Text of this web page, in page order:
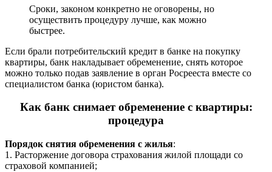
Сроки, законом конкретно не оговорены, но
осуществить процедуру лучше, как можно
быстрее.
Если брали потребительский кредит в банке на покупку
квартиры, банк накладывает обременение, снять которое
можно только подав заявление в орган Росрееста вместе со
специалистом банка (юристом банка).
Как банк снимает обременение с квартиры:
процедура
Порядок снятия обременения с жилья:
1. Расторжение договора страхования жилой площади со
страховой компанией;